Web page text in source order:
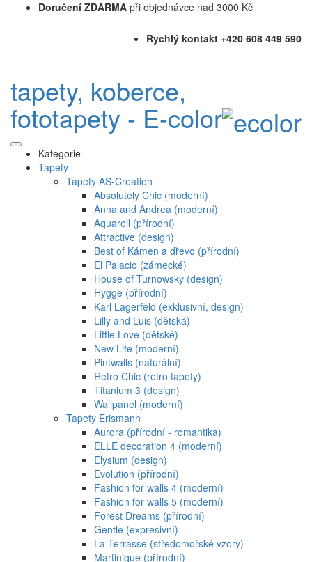
Doručení ZDARMA při objednávce nad 3000 Kč
Rychlý kontakt +420 608 449 590
tapety, koberce,
fototapety - E-color
Kategorie
Tapety
Tapety AS-Creation
Absolutely Chic (moderní)
Anna and Andrea (moderní)
Aquarell (přírodní)
Attractive (design)
Best of Kámen a dřevo (přírodní)
El Palacio (zámecké)
House of Turnowsky (design)
Hygge (přírodní)
Karl Lagerfeld (exklusivní, design)
Lilly and Luis (dětská)
Little Love (dětské)
New Life (moderní)
Pintwalls (naturální)
Retro Chic (retro tapety)
Titanium 3 (design)
Wallpanel (moderní)
Tapety Erismann
Aurora (přírodní - romantika)
ELLE decoration 4 (moderní)
Elysium (design)
Evolution (přírodní)
Fashion for walls 4 (moderní)
Fashion for walls 5 (moderní)
Forest Dreams (přírodní)
Gentle (expresivní)
La Terrasse (středomořské vzory)
Martinique (přírodní)